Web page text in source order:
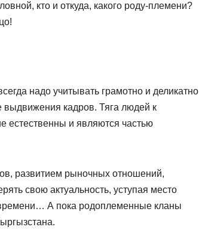
кто и откуда, какого роду-племени?
надо учитывать грамотно и деликатно
кадров. Тяга людей к
естественны и являются частью
развитием рыночных отношений,
свою актуальность, уступая место
А пока родоплеменные кланы